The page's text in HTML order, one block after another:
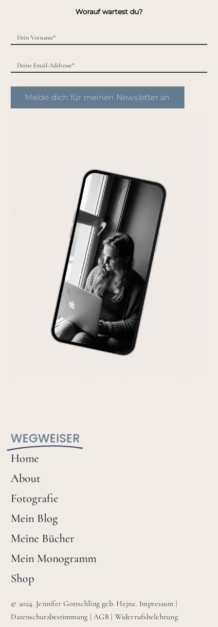
WEGWEISER
Home
About
Fotografie
Mein Blog
Meine Bücher
Mein Monogramm
Shop
Worauf wartest du?
Melde dich für meinen Newsletter an
© 2024. Jennifer Gottschling geb. Hejna. Impressum |
Datenschutzbestimmung |AGB | Widerrufsbelehrung